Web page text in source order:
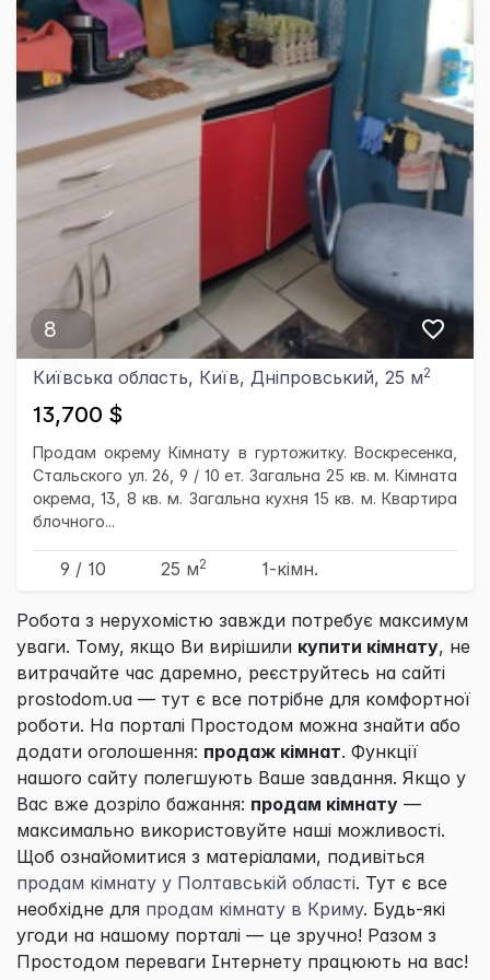
8
Київська область, Київ, Дніпровський, 25 м2
13,700 $
Продам окрему Кімнату в гуртожитку. Воскресенка,
Стальского ул. 26, 9 / 10 ет. Загальна 25 кв. м. Кімната
окрема, 13, 8 кв. м. Загальна кухня 15 кв. м. Квартира
блочного...
9 / 10 25 м2 1-кімн.
Робота з нерухомістю завжди потребує максимум
уваги. Тому, якщо Ви вирішили купити кімнату, не
витрачайте час даремно, реєструйтесь на сайті
prostodom.ua — тут є все потрібне для комфортної
роботи. На порталі Простодом можна знайти або
додати оголошення: продаж кімнат. Функції
нашого сайту полегшують Ваше завдання. Якщо у
Вас вже дозріло бажання: продам кімнату —
максимально використовуйте наші можливості.
Щоб ознайомитися з матеріалами, подивіться
продам кімнату у Полтавській області. Тут є все
необхідне для продам кімнату в Криму. Будь-які
угоди на нашому порталі — це зручно! Разом з
Простодом переваги Інтернету працюють на вас!